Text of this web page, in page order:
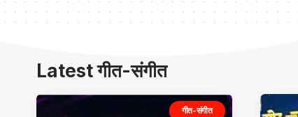
Latest गीत-संगीत
गीत-संगीत